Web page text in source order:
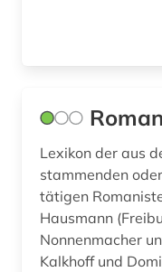
orthographie (1)
ortsname (1)
paris (2)
Lexikon der aus
stammenden
tätigen
Hausmann
Nonnenmacher
Kalkhoff und